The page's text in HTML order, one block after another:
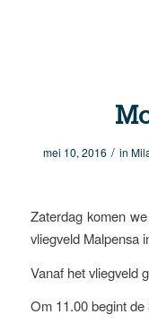
mei 10, 2016 / in
Zaterdag komen
vliegveld Malpensa
Vanaf het vliegveld
Om 11.00 begint